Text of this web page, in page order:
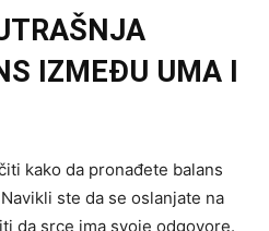
IZMEĐU UMA I
kako da pronađete balans
ste da se oslanjate na
da srce ima svoje odgovore.